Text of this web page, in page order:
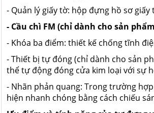
- Quản lý giấy tờ: hộp đựng hồ sơ
- Cầu chì FM (chỉ dành cho sản
- Khóa ba điểm: thiết kế chống tĩnh
- Thiết bị tự đóng (chỉ dành cho sản
thể tự động đóng cửa kim loại với sự
- Nhãn phản quang: Trong trường
hiện nhanh chóng bằng cách chiếu